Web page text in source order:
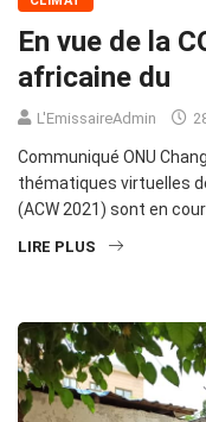
En vue de la
africaine du
L'EmissaireAdmin
Communiqué ONU
thématiques virtuelles
(ACW 2021) sont en
LIRE PLUS